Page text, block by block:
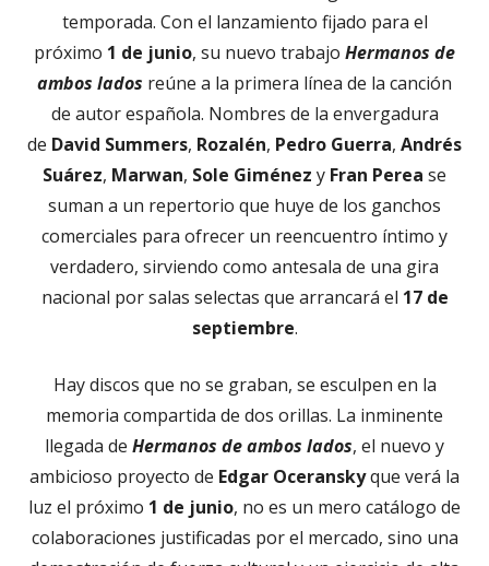
temporada. Con el lanzamiento fijado para el
próximo 1 de junio, su nuevo trabajo Hermanos de
ambos lados reúne a la primera línea de la canción
de autor española. Nombres de la envergadura
de David Summers, Rozalén, Pedro Guerra, Andrés
Suárez, Marwan, Sole Giménez y Fran Perea se
suman a un repertorio que huye de los ganchos
comerciales para ofrecer un reencuentro íntimo y
verdadero, sirviendo como antesala de una gira
nacional por salas selectas que arrancará el 17 de
septiembre.
Hay discos que no se graban, se esculpen en la
memoria compartida de dos orillas. La inminente
llegada de Hermanos de ambos lados, el nuevo y
ambicioso proyecto de Edgar Oceranskyque verá la
luz el próximo 1 de junio, no es un mero catálogo de
colaboraciones justificadas por el mercado, sino una